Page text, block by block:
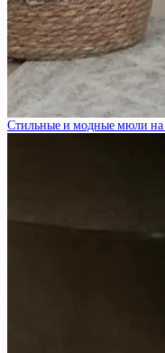
Стильные и модные мюли на